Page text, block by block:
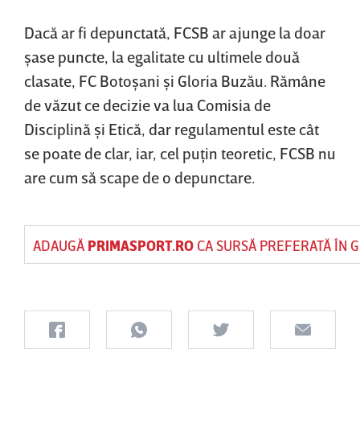
Dacă ar fi depunctată, FCSB ar ajunge la doar
şase puncte, la egalitate cu ultimele două
clasate, FC Botoşani şi Gloria Buzău. Rămâne
de văzut ce decizie va lua Comisia de
Disciplină şi Etică, dar regulamentul este cât
se poate de clar, iar, cel puţin teoretic, FCSB nu
are cum să scape de o depunctare.
ADAUGĂ PRIMASPORT.ROCA SURSĂ PREFERATĂ ÎN